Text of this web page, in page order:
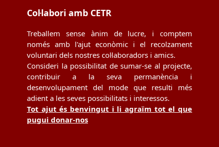
Col·labori amb CETR
Treballem sense ànim de lucre, i comptem
només amb l'ajut econòmic i el recolzament
voluntari dels nostres col·laboradors i amics.
Consideri la possibilitat de sumar-se al projecte,
contribuir a la seva permanència i
desenvolupament del mode que resulti més
adient a les seves possibilitats i interessos.
Tot ajut és benvingut i li agraïm tot el que
pugui donar-nos